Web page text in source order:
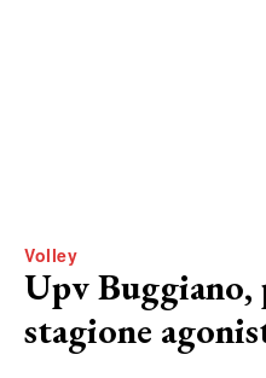
Volley
Upv Buggiano,
stagione